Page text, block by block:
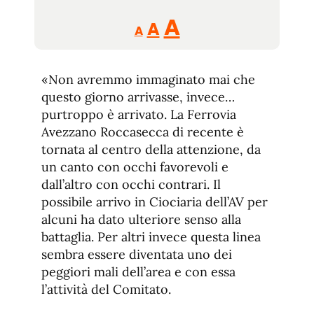
A
Reducir
tamaño
A Restablecer
de
fuente
AAumentar
de
fuente.
«Non avremmo immaginato mai che
questo giorno arrivasse, invece…
purtroppo è arrivato. La Ferrovia
Avezzano Roccasecca di recente è
tornata al centro della attenzione, da
un canto con occhi favorevoli e
dall’altro con occhi contrari. Il
possibile arrivo in Ciociaria dell’AV per
alcuni ha dato ulteriore senso alla
battaglia. Per altri invece questa linea
sembra essere diventata uno dei
peggiori mali dell’area e con essa
l’attività del Comitato.